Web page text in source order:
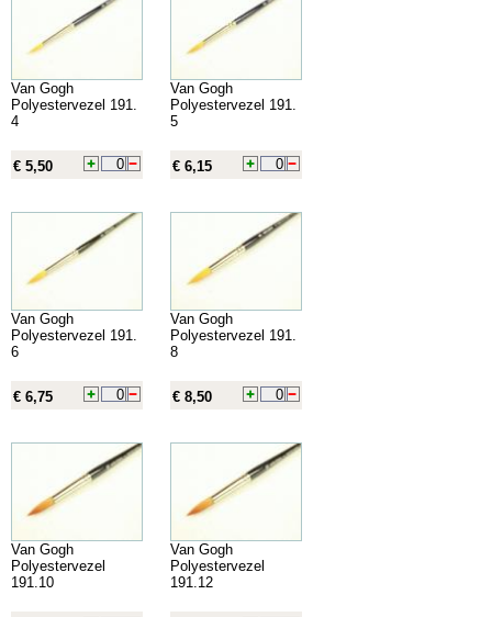
Van Gogh
Polyestervezel 191.
4
€ 5,50
Van Gogh
Polyestervezel 191.
5
€ 6,15
Van Gogh
Polyestervezel 191.
6
€ 6,75
Van Gogh
Polyestervezel 191.
8
€ 8,50
Van Gogh
Polyestervezel
191.10
Van Gogh
Polyestervezel
191.12